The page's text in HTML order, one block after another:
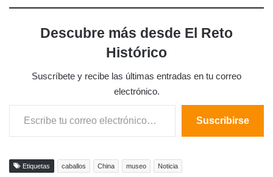
Descubre más desde El Reto
Histórico
Suscríbete y recibe las últimas entradas en tu correo
electrónico.
Escribe tu correo electrónico…
Suscribirse
Etiquetas caballos China museo Noticia